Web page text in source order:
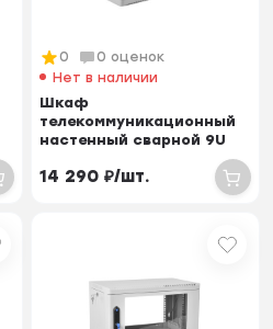
0
0 оценок
Нет в наличии
Шкаф
телекоммуникационный
настенный сварной 9U
стенки, дв...
14 290 ₽/шт.